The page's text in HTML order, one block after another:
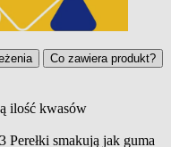
Co zawiera produkt?
ilość kwasów
smakują jak guma